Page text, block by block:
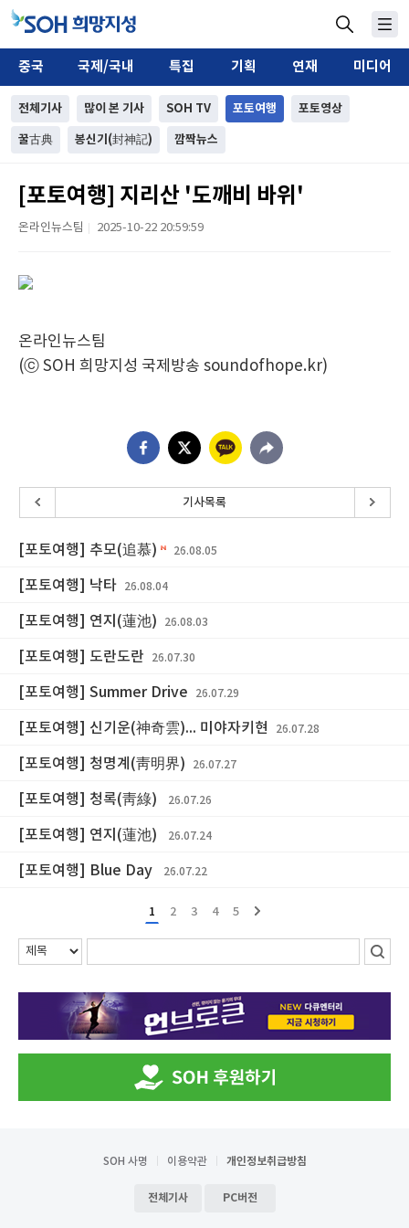
중국 국제/국내 특집 기획 연재 미디어
전체기사 많이 본 기사 SOH TV 포토여행 포토영상
꿀古典 봉신기(封神記) 깜짝뉴스
[포토여행] 지리산 '도깨비 바위'
온라인뉴스팀 2025-10-22 20:59:59
온라인뉴스팀
(ⓒ SOH 희망지성 국제방송 soundofhope.kr)
기사목록
[포토여행] 추모(追慕) 26.08.05
[포토여행] 낙타 26.08.04
[포토여행] 연지(蓮池) 26.08.03
[포토여행] 도란도란 26.07.30
[포토여행] Summer Drive 26.07.29
[포토여행] 신기운(神奇雲)... 미야자키현 26.07.28
[포토여행] 청명계(靑明界) 26.07.27
[포토여행] 청록(靑綠) 26.07.26
[포토여행] 연지(蓮池) 26.07.24
[포토여행] Blue Day 26.07.22
1 2 3 4 5
SOH 사명 이용약관 개인정보취급방침
전체기사 PC버전